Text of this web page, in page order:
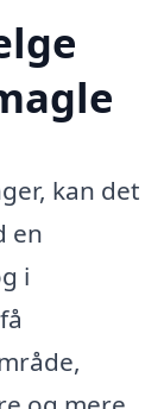
kan det
en
i